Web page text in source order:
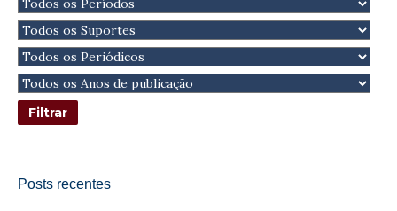
Posts recentes